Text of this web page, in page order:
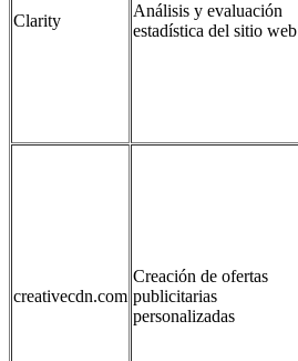
Clarity
Análisis y evaluación
estadística del sitio web
creativecdn.com
Creación de ofertas
publicitarias
personalizadas